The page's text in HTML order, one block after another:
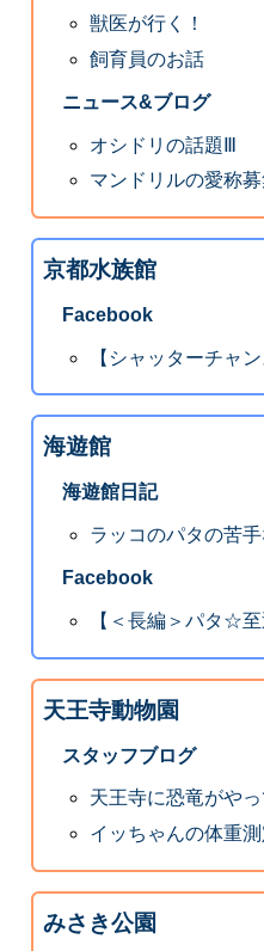
獣医が行く！
飼育員のお話
ニュース&ブログ
オシドリの話題Ⅲ
マンドリルの愛称
京都水族館
Facebook
【シャッターチャン
海遊館
海遊館日記
ラッコのパタの苦手
Facebook
【＜長編＞パタ☆
天王寺動物園
スタッフブログ
天王寺に恐竜がやっ
イッちゃんの体重
みさき公園